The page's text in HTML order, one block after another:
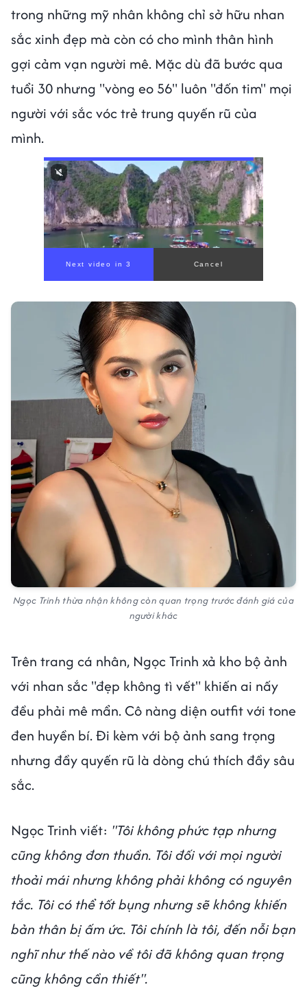
trong những mỹ nhân không chỉ sở hữu nhan
sắc xinh đẹp mà còn có cho mình thân hình
gợi cảm vạn người mê. Mặc dù đã bước qua
tuổi 30 nhưng "vòng eo 56" luôn "đốn tim" mọi
người với sắc vóc trẻ trung quyến rũ của
mình.
Ngọc Trinh thừa nhận không còn quan trọng trước đánh giá của
người khác
Trên trang cá nhân, Ngọc Trinh xả kho bộ ảnh
với nhan sắc "đẹp không tì vết" khiến ai nấy
đều phải mê mẩn. Cô nàng diện outfit với tone
đen huyền bí. Đi kèm với bộ ảnh sang trọng
nhưng đầy quyến rũ là dòng chú thích đầy sâu
sắc.
Ngọc Trinh viết: "Tôi không phức tạp nhưng
cũng không đơn thuần. Tôi đối với mọi người
thoải mái nhưng không phải không có nguyên
tắc. Tôi có thể tốt bụng nhưng sẽ không khiến
bản thân bị ấm ức. Tôi chính là tôi, đến nỗi bạn
nghĩ như thế nào về tôi đã không quan trọng
cũng không cần thiết".